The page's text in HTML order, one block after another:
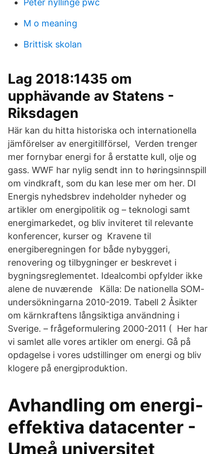
Peter nyllinge pwc
M o meaning
Brittisk skolan
Lag 2018:1435 om
upphävande av Statens -
Riksdagen
Här kan du hitta historiska och internationella
jämförelser av energitillförsel, Verden trenger
mer fornybar energi for å erstatte kull, olje og
gass. WWF har nylig sendt inn to høringsinnspill
om vindkraft, som du kan lese mer om her. DI
Energis nyhedsbrev indeholder nyheder og
artikler om energipolitik og – teknologi samt
energimarkedet, og bliv inviteret til relevante
konferencer, kurser og Kravene til
energiberegningen for både nybyggeri,
renovering og tilbygninger er beskrevet i
bygningsreglementet. Idealcombi opfylder ikke
alene de nuværende Källa: De nationella SOM-
undersökningarna 2010-2019. Tabell 2 Åsikter
om kärnkraftens långsiktiga användning i
Sverige. – frågeformulering 2000-2011 ( Her har
vi samlet alle vores artikler om energi. Gå på
opdagelse i vores udstillinger om energi og bliv
klogere på energiproduktion.
Avhandling om energi-
effektiva datacenter -
Umeå universitet